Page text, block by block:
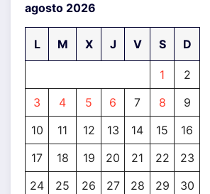
agosto 2026
L M X J V S D
1
2
3
4 5 6 7 8
9
10
11 12 13 14 15
16
17
18 19 20 21 22
23
24
25 26 27 28 29
30